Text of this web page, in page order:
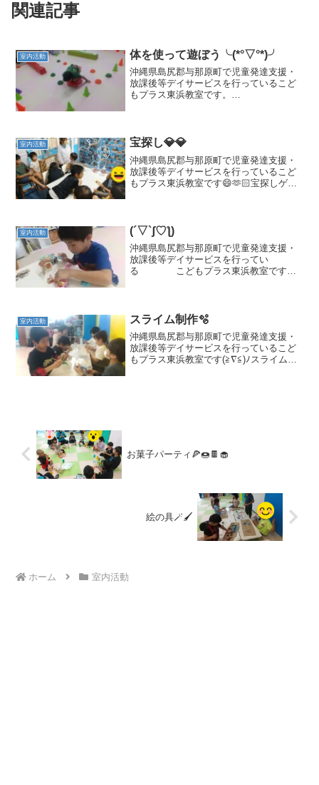
関連記事
室内活動 体を使って遊ぼう╰(*°▽°*)╯
沖縄県島尻郡与那原町で児童発達支援・
放課後等デイサービスを行っているこど
もプラス東浜教室です。
利用可能です🎈与那原町にお住まい...
室内活動 宝探し💎💎
沖縄県島尻郡与那原町で児童発達支援・
放課後等デイサービスを行っているこど
もプラス東浜教室です😄🫶🏻宝探しゲー
ご利用可能です）与...
室内活動 (´▽`ʃ♡ƪ)
沖縄県島尻郡与那原町で児童発達支援・
放課後等デイサービスを行ってい
る こどもプラス東浜教室です。
けますのでお気軽にご連絡くださ...
室内活動 スライム制作🫧
沖縄県島尻郡与那原町で児童発達支援・
放課後等デイサービスを行っているこど
もプラス東浜教室です(≧∇≦)ﾉスライム作
お菓子パーティ🍕🍩🍫🧁
絵の具🪄🖌️
ホーム 室内活動